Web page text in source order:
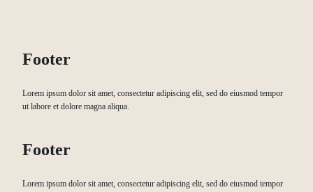
Footer
Lorem ipsum dolor sit amet, consectetur adipiscing elit, sed do eiusmod tempor
ut labore et dolore magna aliqua.
Footer
Lorem ipsum dolor sit amet, consectetur adipiscing elit, sed do eiusmod tempor